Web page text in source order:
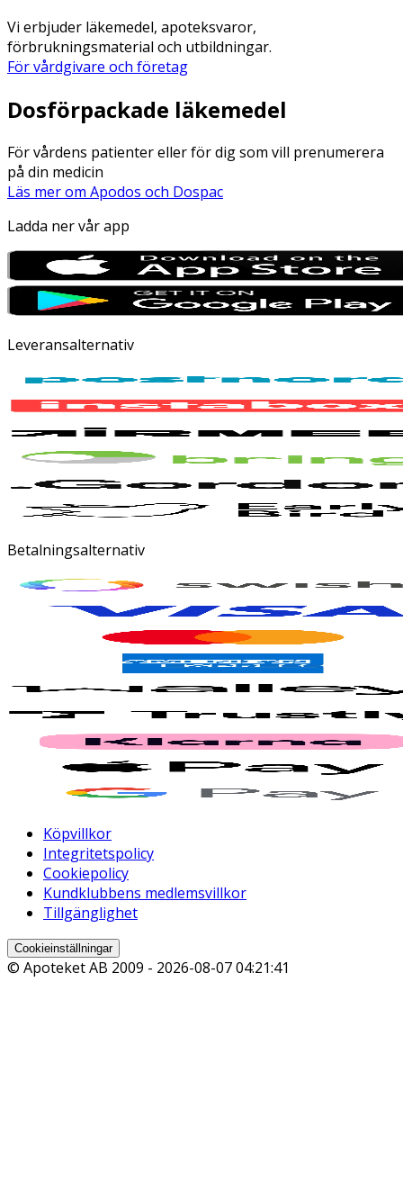
Vi erbjuder läkemedel, apoteksvaror,
förbrukningsmaterial och utbildningar.
För vårdgivare och företag
Dosförpackade läkemedel
För vårdens patienter eller för dig som vill prenumerera
på din medicin
Läs mer om Apodos och Dospac
Ladda ner vår app
Leveransalternativ
Betalningsalternativ
Köpvillkor
Integritetspolicy
Cookiepolicy
Kundklubbens medlemsvillkor
Tillgänglighet
Cookieinställningar
© Apoteket AB 2009 - 2026-08-07 04:21:41